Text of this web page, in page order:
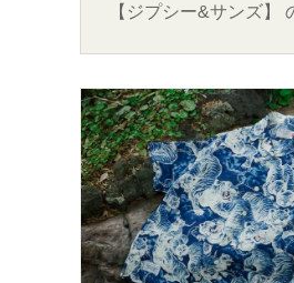
【ジプシー&サンズ】